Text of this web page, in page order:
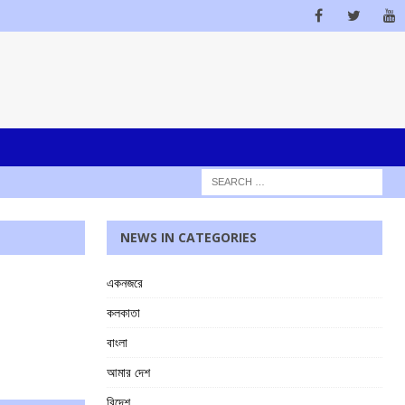
NEWS IN CATEGORIES
একনজরে
কলকাতা
বাংলা
আমার দেশ